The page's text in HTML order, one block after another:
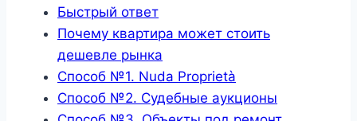
Быстрый ответ
Почему квартира может стоить
дешевле рынка
Способ №1. Nuda Proprietà
Способ №2. Судебные аукционы